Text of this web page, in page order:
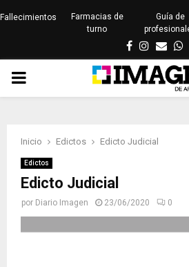
Fallecimientos
Farmacias de
turno
Guía de
Facebook
Instagram
Email
PRIMARY
Inicio Edictos Edicto Judicial
Edictos
Edicto Judicial
por Diario Imagen 23/06/2020 0